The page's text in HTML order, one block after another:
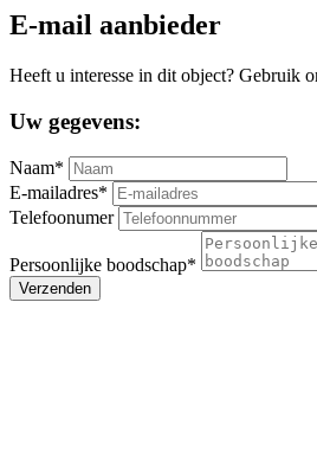
E-mail aanbieder
Heeft u interesse in dit object? Gebruik
Uw gegevens:
Naam*
E-mailadres*
Telefoonumer
Persoonlijke boodschap*
Verzenden